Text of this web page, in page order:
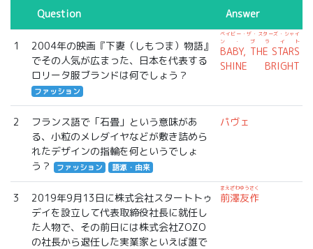
Question Answer
1
2004年の映画『下妻（しもつま）物語』
でその人気が広まった、日本を代表する
ロリータ服ブランドは何でしょう？
ファッション
BABY, THE STARS
SHINE BRIGHT
ベイビー・ザ・スターズ・シャイ
ン・ブライト
2
フランス語で「石畳」という意味があ
る、小粒のメレダイヤなどが敷き詰めら
れたデザインの指輪を何というでしょ
う？
ファッション 語源・由来
パヴェ
3
2019年9月13日に株式会社スタートトゥ
デイを設立して代表取締役社長に就任し
た人物で、その前日には株式会社ZOZO
の社長から退任した実業家といえば誰で
前澤友作
まえざわゆうさく